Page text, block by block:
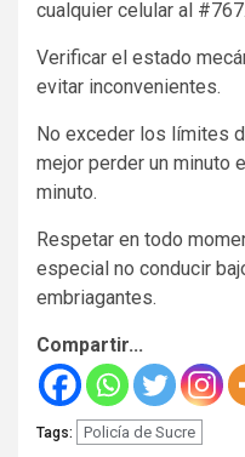
cualquier celular al #767.
Verificar el estado
evitar inconvenientes.
No exceder los límites
mejor perder un minuto
minuto.
Respetar en todo
especial no conducir
embriagantes.
Compartir...
Tags: Policía de Sucre